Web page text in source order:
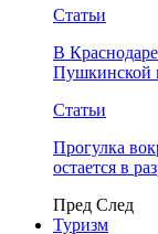
Статьи
В
Пушкинской
Статьи
Прогулка
остается в
Пред След
Туризм